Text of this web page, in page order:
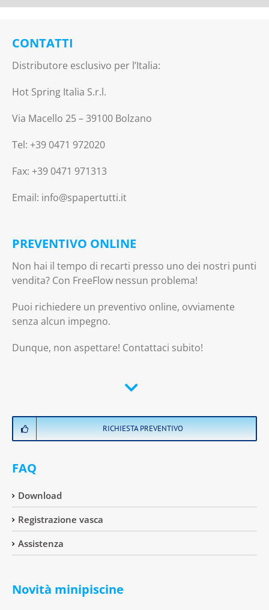
CONTATTI
Distributore esclusivo per l’Italia:
Hot Spring Italia S.r.l.
Via Macello 25 – 39100 Bolzano
Tel: +39 0471 972020
Fax: +39 0471 971313
Email: info@spapertutti.it
PREVENTIVO ONLINE
Non hai il tempo di recarti presso uno dei nostri punti
vendita? Con FreeFlow nessun problema!
Puoi richiedere un preventivo online, ovviamente
senza alcun impegno.
Dunque, non aspettare! Contattaci subito!
RICHIESTA PREVENTIVO
FAQ
Download
Registrazione vasca
Assistenza
Novità minipiscine